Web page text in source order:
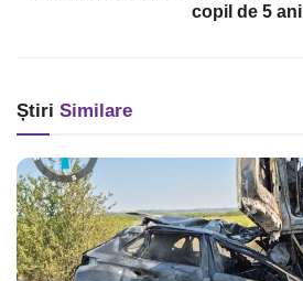
copil de 5 ani
Știri Similare